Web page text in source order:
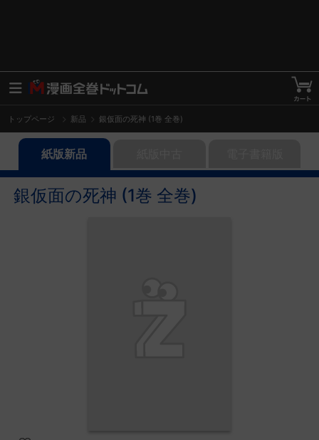
トップページ 新品 銀仮面の死神 (1巻 全巻)
紙版新品
銀仮面の死神 (1巻 全巻)